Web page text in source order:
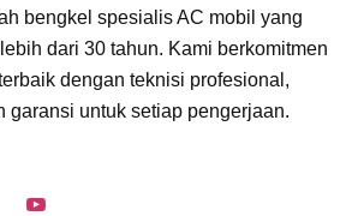
bengkel spesialis AC mobil yang
dari 30 tahun. Kami berkomitmen
dengan teknisi profesional,
garansi untuk setiap pengerjaan.